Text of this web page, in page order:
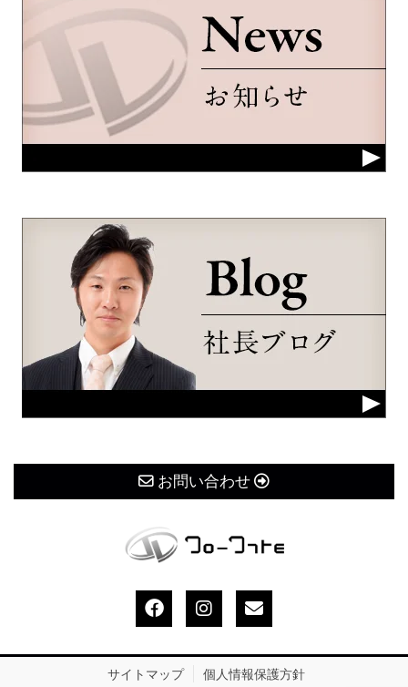
お問い合わせ
サイトマップ 個人情報保護方針